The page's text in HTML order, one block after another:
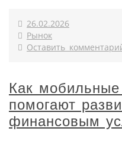
26.02.2026
Рынок
Оставить
Как мобильные
помогают
финансовым